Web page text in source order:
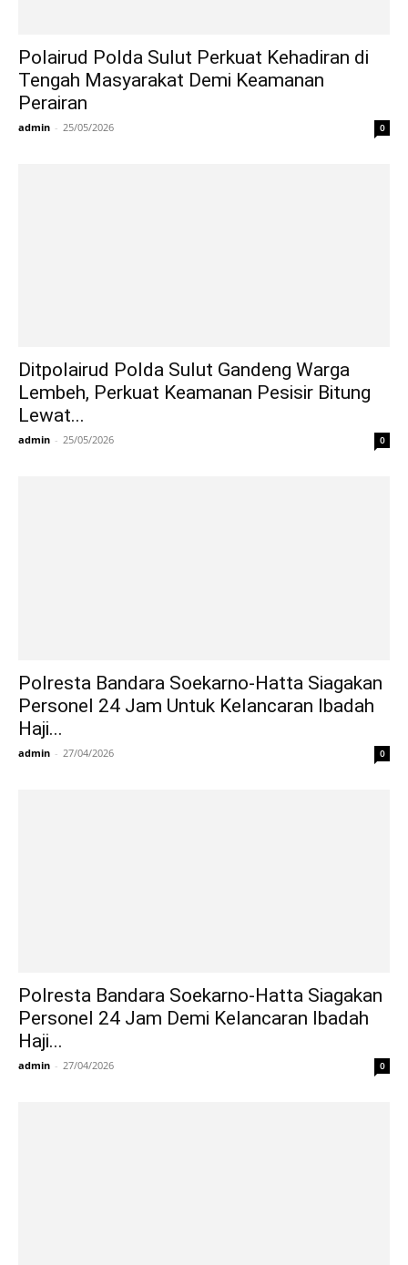
Polairud Polda Sulut Perkuat Kehadiran di
Tengah Masyarakat Demi Keamanan
Perairan
admin - 25/05/2026 0
Ditpolairud Polda Sulut Gandeng Warga
Lembeh, Perkuat Keamanan Pesisir Bitung
Lewat...
admin - 25/05/2026 0
Polresta Bandara Soekarno-Hatta Siagakan
Personel 24 Jam Untuk Kelancaran Ibadah
Haji...
admin - 27/04/2026 0
Polresta Bandara Soekarno-Hatta Siagakan
Personel 24 Jam Demi Kelancaran Ibadah
Haji...
admin - 27/04/2026 0